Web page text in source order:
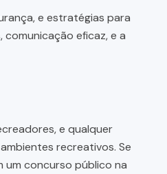
e estratégias para
eficaz, e a
e qualquer
recreativos. Se
um concurso público na